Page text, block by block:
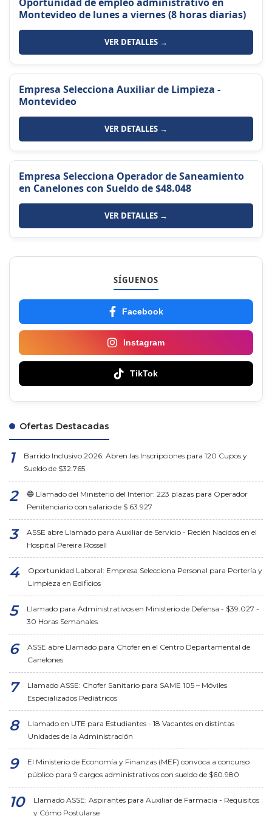
Montevideo de lunes a viernes (8 horas diarias)
VER DETALLES →
Empresa Selecciona Auxiliar de Limpieza -
Montevideo
VER DETALLES →
Empresa Selecciona Operador de Saneamiento
en Canelones con Sueldo de $48.048
VER DETALLES →
SÍGUENOS
Facebook
Instagram
TikTok
Ofertas Destacadas
Barrido Inclusivo 2026: Abren las Inscripciones para 120 Cupos y
Sueldo de $32.765
🔵 Llamado del Ministerio del Interior: 223 plazas para Operador
Penitenciario con salario de $ 63.927
ASSE abre Llamado para Auxiliar de Servicio - Recién Nacidos en el
Hospital Pereira Rossell
Oportunidad Laboral: Empresa Selecciona Personal para Portería y
Limpieza en Edificios
Llamado para Administrativos en Ministerio de Defensa - $39.027 -
30 Horas Semanales
ASSE abre Llamado para Chofer en el Centro Departamental de
Canelones
Llamado ASSE: Chofer Sanitario para SAME 105 – Móviles
Especializados Pediátricos
Llamado en UTE para Estudiantes - 18 Vacantes en distintas
Unidades de la Administración
El Ministerio de Economía y Finanzas (MEF) convoca a concurso
público para 9 cargos administrativos con sueldo de $60.980
Llamado ASSE: Aspirantes para Auxiliar de Farmacia - Requisitos
y Cómo Postularse